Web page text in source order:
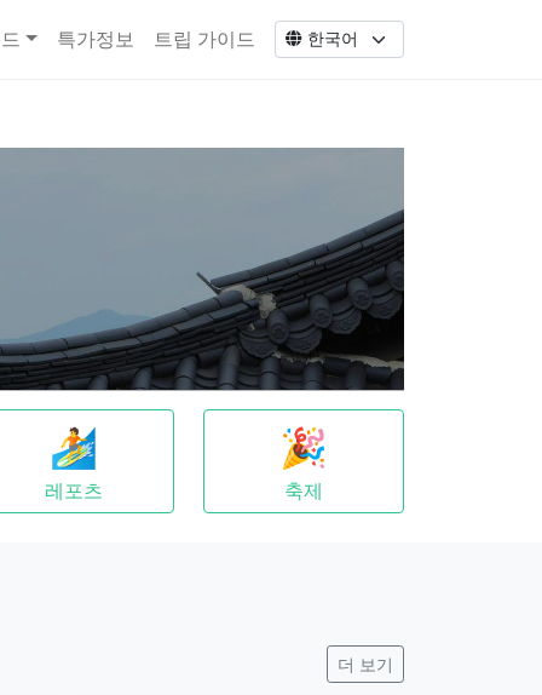
특가정보 트립 가이드
🏄
레포츠
🎉
축제
더 보기